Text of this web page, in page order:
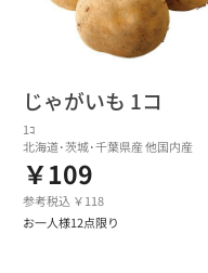
じゃがいも 1コ
1ｺ
北海道･茨城･千葉県産 他国内産
￥109
参考税込 ￥118
お一人様12点限り